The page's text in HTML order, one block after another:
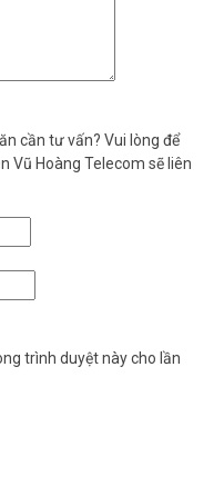
cần tư vấn? Vui lòng để
Vũ Hoàng Telecom sẽ liên
trình duyệt này cho lần